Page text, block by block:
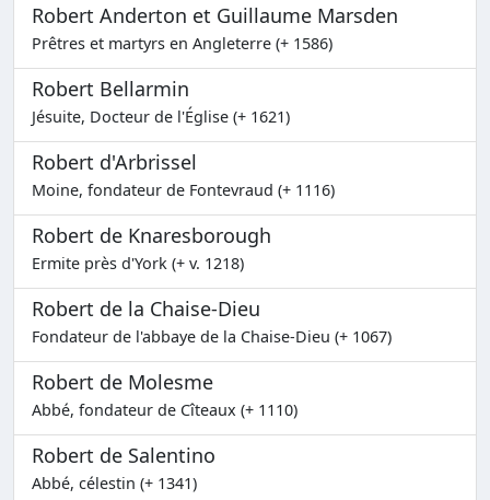
Robert Anderton et Guillaume Marsden
Prêtres et martyrs en Angleterre (+ 1586)
Robert Bellarmin
Jésuite, Docteur de l'Église (+ 1621)
Robert d'Arbrissel
Moine, fondateur de Fontevraud (+ 1116)
Robert de Knaresborough
Ermite près d'York (+ v. 1218)
Robert de la Chaise-Dieu
Fondateur de l'abbaye de la Chaise-Dieu (+ 1067)
Robert de Molesme
Abbé, fondateur de Cîteaux (+ 1110)
Robert de Salentino
Abbé, célestin (+ 1341)